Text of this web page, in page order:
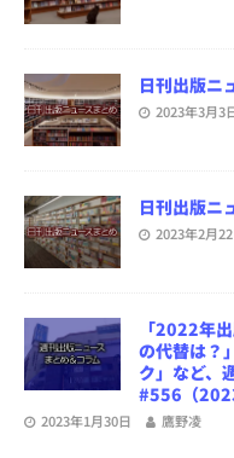
日刊出版ニ
2023年3月3
日刊出版ニ
2023年2月
「2022年
の代替は？
ク」など、
#556（
2023年1月30日 鷹野凌